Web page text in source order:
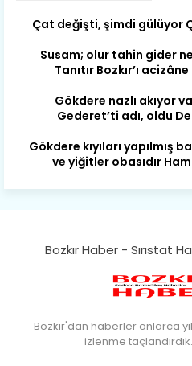
Tanıtır Bozkır’ı
Gederet’ti adı, oldu
ve yiğitler obasıdır
eserleri şahane
Belören, Koçaş, Kuzören
kan, Bunlarla kasaba olmuş
Çarşamba’nın koynunda
yorgun. Şehit Berâtlı,
Sorkun.
Bozkır Haber - Sırıstat
Bozkır'dan haberler onlarca
izlenme